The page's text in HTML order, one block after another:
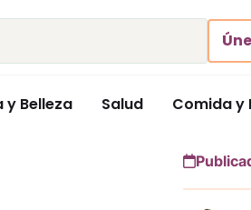
y Belleza Salud Comida y